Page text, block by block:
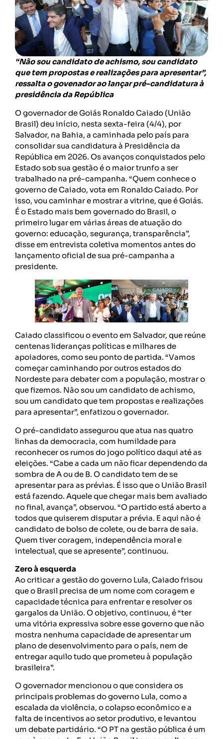
“Não sou candidato de achismo, sou candidato
que tem propostas e realizações para apresentar”,
ressalta o govenador ao lançar pré-candidatura à
presidência da República
O governador de Goiás Ronaldo Caiado (União
Brasil) deu início, nesta sexta-feira (4/4), por
Salvador, na Bahia, a caminhada pelo país para
consolidar sua candidatura à Presidência da
República em 2026. Os avanços conquistados pelo
Estado sob sua gestão é o maior trunfo a ser
trabalhado na pré-campanha. “Quem conhece o
governo de Caiado, vota em Ronaldo Caiado. Por
isso, vou caminhar e mostrar a vitrine, que é Goiás.
É o Estado mais bem governado do Brasil, o
primeiro lugar em várias áreas de atuação do
governo: educação, segurança, transparência”,
disse em entrevista coletiva momentos antes do
lançamento oficial de sua pré-campanha a
presidente.
Caiado classificou o evento em Salvador, que reúne
centenas lideranças políticas e milhares de
apoiadores, como seu ponto de partida. “Vamos
começar caminhando por outros estados do
Nordeste para debater com a população, mostrar o
que fizemos. Não sou um candidato de achismo,
sou um candidato que tem propostas e realizações
para apresentar”, enfatizou o governador.
O pré-candidato assegurou que atua nas quatro
linhas da democracia, com humildade para
reconhecer os rumos do jogo político daqui até as
eleições. “Cabe a cada um não ficar dependendo da
sombra de A ou de B. O candidato tem de se
apresentar para as prévias. É isso que o União Brasil
está fazendo. Aquele que chegar mais bem avaliado
no final, avança”, observou. “O partido está aberto a
todos que quiserem disputar a prévia. E aqui não é
candidato de bolso de colete, ou de barra de saia.
Quem tiver coragem, independência moral e
intelectual, que se apresente”, continuou.
Zero à esquerda
Ao criticar a gestão do governo Lula, Caiado frisou
que o Brasil precisa de um nome com coragem e
capacidade técnica para enfrentar e resolver os
gargalos da União. O objetivo, continuou, é “ter
uma vitória expressiva sobre esse governo que não
mostra nenhuma capacidade de apresentar um
plano de desenvolvimento para o país, nem de
entregar aquilo tudo que prometeu à população
brasileira”.
O governador mencionou o que considera os
principais problemas do governo Lula, como a
escalada da violência, o colapso econômico e a
falta de incentivos ao setor produtivo, e levantou
um debate partidário. “O PT na gestão pública é um